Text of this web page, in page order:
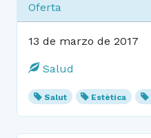
Oferta
13 de marzo de 2017
Salud
Salut Estètica